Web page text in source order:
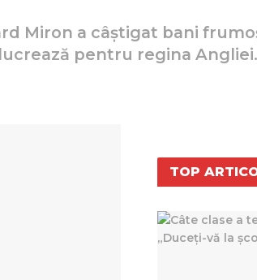
Miron a câștigat bani
pentru regina Angliei.
TOP